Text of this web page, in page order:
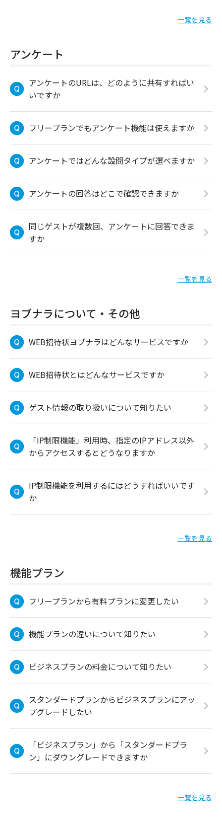
一覧を見る
アンケート
アンケートのURLは、どのように共有すればい
いですか
フリープランでもアンケート機能は使えますか
アンケートではどんな設問タイプが選べますか
アンケートの回答はどこで確認できますか
同じゲストが複数回、アンケートに回答できま
すか
一覧を見る
ヨブナラについて・その他
WEB招待状ヨブナラはどんなサービスですか
WEB招待状とはどんなサービスですか
ゲスト情報の取り扱いについて知りたい
「IP制限機能」利用時、指定のIPアドレス以外
からアクセスするとどうなりますか
IP制限機能を利用するにはどうすればいいです
か
一覧を見る
機能プラン
フリープランから有料プランに変更したい
機能プランの違いについて知りたい
ビジネスプランの料金について知りたい
スタンダードプランからビジネスプランにアッ
プグレードしたい
「ビジネスプラン」から「スタンダードプラ
ン」にダウングレードできますか
一覧を見る